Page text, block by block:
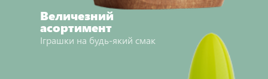
Величезний
асортимент
Іграшки на будь-який смак